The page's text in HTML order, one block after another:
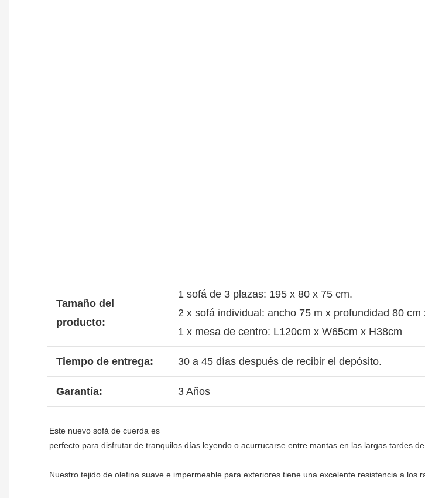
Tamaño del
producto:
1 sofá de 3 plazas: 195 x 80 x 75 cm.
2 x sofá individual: ancho 75 m x profundidad 80 cm
1 x mesa de centro: L120cm x W65cm x H38cm
Tiempo de entrega: 30 a 45 días después de recibir el depósito.
Garantía: 3 Años
Nuestro tejido de olefina suave e impermeable para exteriores tiene una excelente resistencia a los